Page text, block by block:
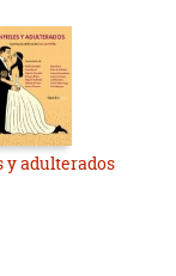
y adulterados